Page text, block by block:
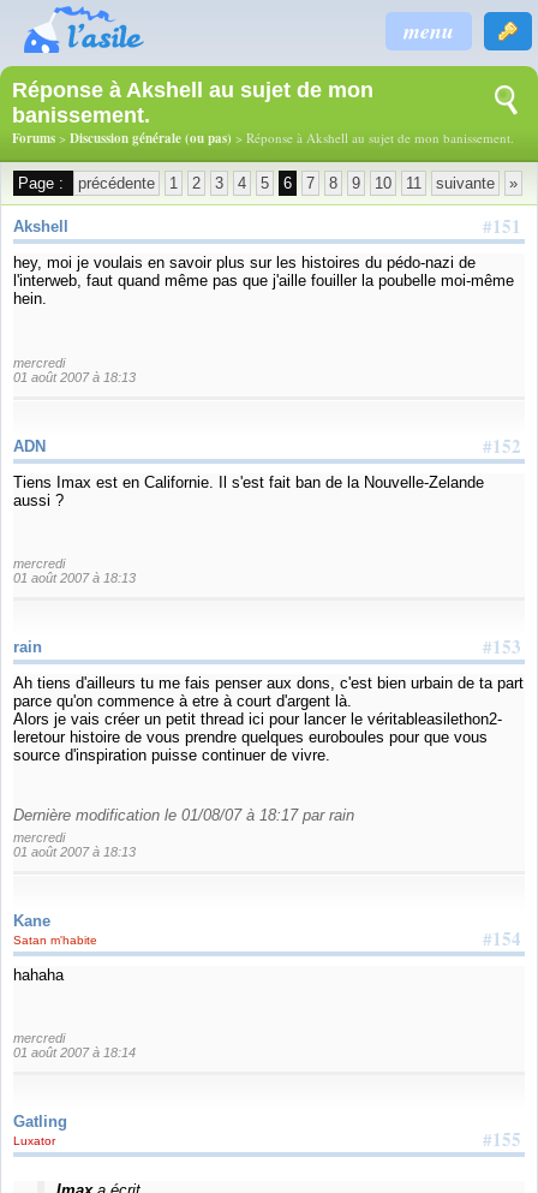
menu
Réponse à Akshell au sujet de mon
banissement.
Forums > Discussion générale (ou pas) > Réponse à Akshell au sujet de mon banissement.
Page : précédente 1 2 3 4 5 6 7 8 9 10 11 suivante »
#151
Akshell
hey, moi je voulais en savoir plus sur les histoires du pédo-nazi de
l'interweb, faut quand même pas que j'aille fouiller la poubelle moi-même
hein.
mercredi
01 août 2007 à 18:13
#152
ADN
Tiens Imax est en Californie. Il s'est fait ban de la Nouvelle-Zelande
aussi ?
mercredi
01 août 2007 à 18:13
#153
rain
Ah tiens d'ailleurs tu me fais penser aux dons, c'est bien urbain de ta part
parce qu'on commence à etre à court d'argent là.
Alors je vais créer un petit thread ici pour lancer le véritableasilethon2-
leretour histoire de vous prendre quelques euroboules pour que vous
source d'inspiration puisse continuer de vivre.
Dernière modification le 01/08/07 à 18:17 par rain
mercredi
01 août 2007 à 18:13
Kane
#154
Satan m'habite
hahaha
mercredi
01 août 2007 à 18:14
Gatling
#155
Luxator
Imaxa écrit